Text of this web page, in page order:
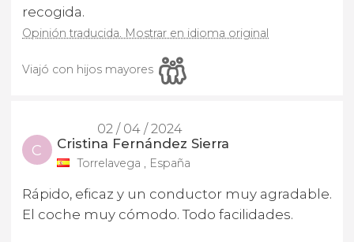
recogida.
Opinión traducida. Mostrar en idioma original
Viajó con hijos mayores
02 / 04 / 2024
C Cristina Fernández Sierra
Torrelavega , España
Rápido, eficaz y un conductor muy agradable.
El coche muy cómodo. Todo facilidades.